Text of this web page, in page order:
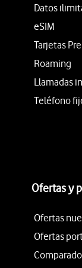
Datos
eSIM
Tarjetas
Roaming
Llamadas
Teléfono
Ofertas y
Ofertas
Ofertas